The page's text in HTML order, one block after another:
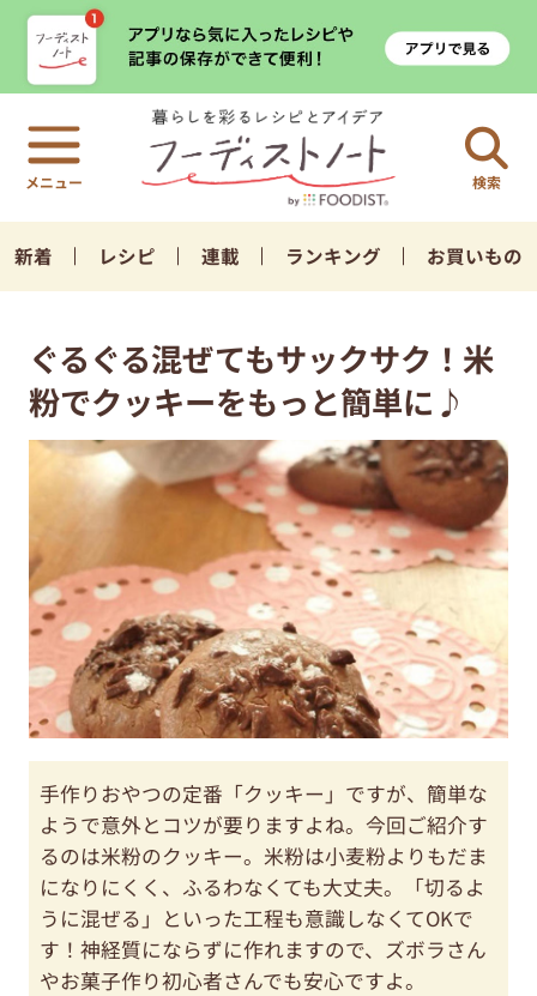
検索
新着 レシピ 連載 ランキング お買いもの
ぐるぐる混ぜてもサックサク！米
粉でクッキーをもっと簡単に♪
手作りおやつの定番「クッキー」ですが、簡単な
ようで意外とコツが要りますよね。今回ご紹介す
るのは米粉のクッキー。米粉は小麦粉よりもだま
になりにくく、ふるわなくても大丈夫。「切るよ
うに混ぜる」といった工程も意識しなくてOKで
す！神経質にならずに作れますので、ズボラさん
やお菓子作り初心者さんでも安心ですよ。